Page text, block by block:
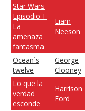
Star Wars
Episodio I-
La
amenaza
fantasma
Liam
Neeson
Ocean´s
twelve
George
Clooney
Lo que la
verdad
esconde
Harrison
Ford